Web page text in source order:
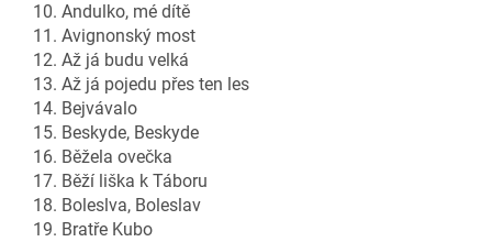
10. Andulko, mé dítě
11. Avignonský most
12. Až já budu velká
13. Až já pojedu přes ten les
14. Bejvávalo
15. Beskyde, Beskyde
16. Běžela ovečka
17. Běží liška k Táboru
18. Boleslva, Boleslav
19. Bratře Kubo